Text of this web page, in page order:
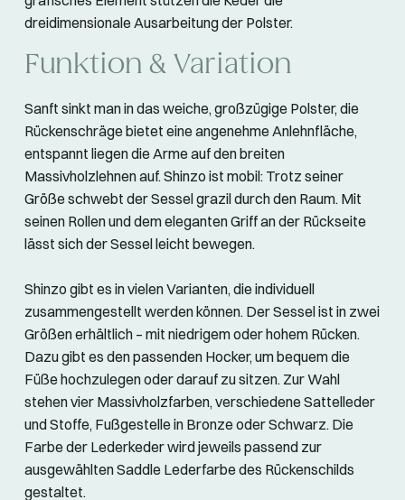
dreidimensionale Ausarbeitung der Polster.
Funktion & Variation
Sanft sinkt man in das weiche, großzügige Polster, die
Rückenschräge bietet eine angenehme Anlehnfläche,
entspannt liegen die Arme auf den breiten
Massivholzlehnen auf. Shinzo ist mobil: Trotz seiner
Größe schwebt der Sessel grazil durch den Raum. Mit
seinen Rollen und dem eleganten Griff an der Rückseite
lässt sich der Sessel leicht bewegen.
Shinzo gibt es in vielen Varianten, die individuell
zusammengestellt werden können. Der Sessel ist in zwei
Größen erhältlich – mit niedrigem oder hohem Rücken.
Dazu gibt es den passenden Hocker, um bequem die
Füße hochzulegen oder darauf zu sitzen. Zur Wahl
stehen vier Massivholzfarben, verschiedene Sattelleder
und Stoffe, Fußgestelle in Bronze oder Schwarz. Die
Farbe der Lederkeder wird jeweils passend zur
ausgewählten Saddle Lederfarbe des Rückenschilds
gestaltet.